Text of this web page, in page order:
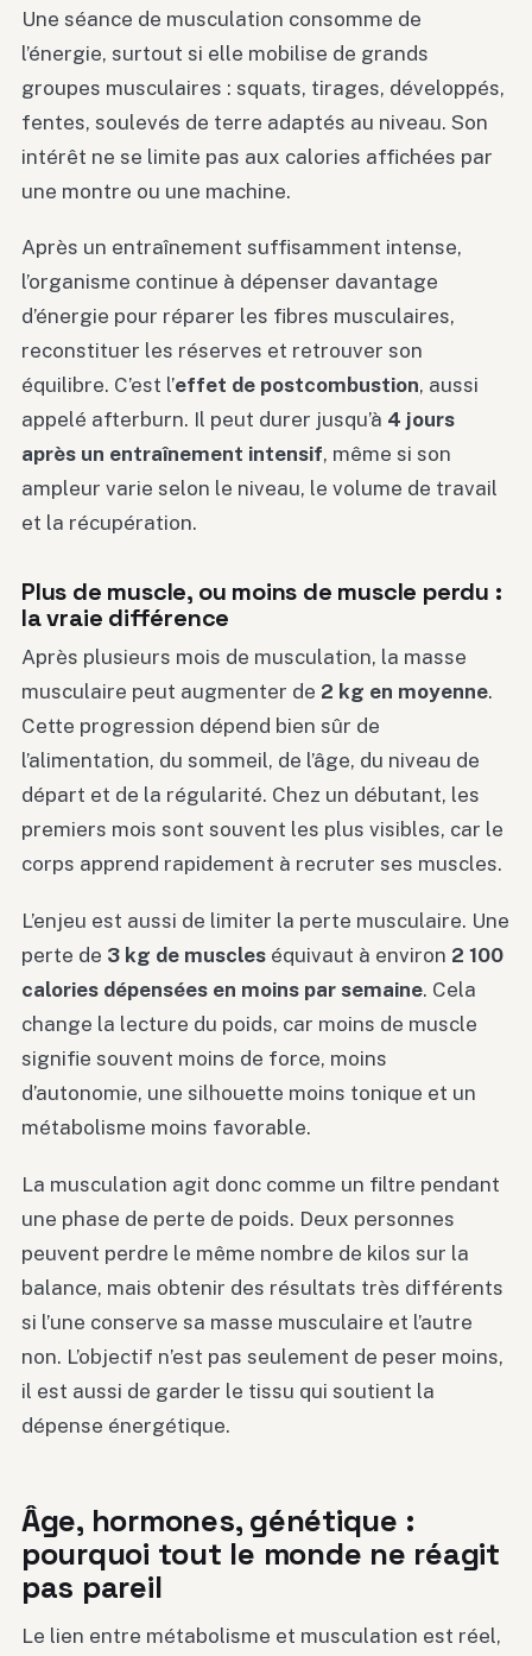
Une séance de musculation consomme de
l’énergie, surtout si elle mobilise de grands
groupes musculaires : squats, tirages, développés,
fentes, soulevés de terre adaptés au niveau. Son
intérêt ne se limite pas aux calories affichées par
une montre ou une machine.
Après un entraînement suffisamment intense,
l’organisme continue à dépenser davantage
d’énergie pour réparer les fibres musculaires,
reconstituer les réserves et retrouver son
équilibre. C’est l’effet de postcombustion, aussi
appelé afterburn. Il peut durer jusqu’à 4 jours
après un entraînement intensif, même si son
ampleur varie selon le niveau, le volume de travail
et la récupération.
Plus de muscle, ou moins de muscle perdu :
la vraie différence
Après plusieurs mois de musculation, la masse
musculaire peut augmenter de 2 kg en moyenne.
Cette progression dépend bien sûr de
l’alimentation, du sommeil, de l’âge, du niveau de
départ et de la régularité. Chez un débutant, les
premiers mois sont souvent les plus visibles, car le
corps apprend rapidement à recruter ses muscles.
L’enjeu est aussi de limiter la perte musculaire. Une
perte de 3 kg de muscles équivaut à environ 2 100
calories dépensées en moins par semaine. Cela
change la lecture du poids, car moins de muscle
signifie souvent moins de force, moins
d’autonomie, une silhouette moins tonique et un
métabolisme moins favorable.
La musculation agit donc comme un filtre pendant
une phase de perte de poids. Deux personnes
peuvent perdre le même nombre de kilos sur la
balance, mais obtenir des résultats très différents
si l’une conserve sa masse musculaire et l’autre
non. L’objectif n’est pas seulement de peser moins,
il est aussi de garder le tissu qui soutient la
dépense énergétique.
Âge, hormones, génétique :
pourquoi tout le monde ne réagit
pas pareil
Le lien entre métabolisme et musculation est réel,